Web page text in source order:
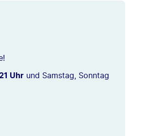
Uhr und Samstag, Sonntag